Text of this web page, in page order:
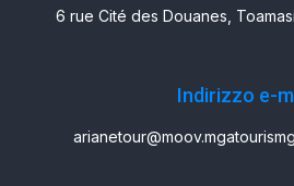
6 rue Cité des Douanes,
Indirizzo e-
arianetour@moov.mg